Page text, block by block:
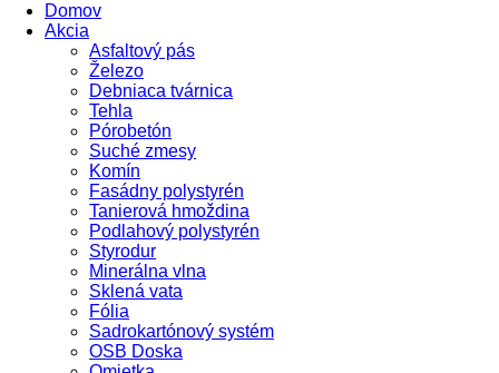
Domov
Akcia
Asfaltový pás
Železo
Debniaca tvárnica
Tehla
Pórobetón
Suché zmesy
Komín
Fasádny polystyrén
Tanierová hmoždina
Podlahový polystyrén
Styrodur
Minerálna vlna
Sklená vata
Fólia
Sadrokartónový systém
OSB Doska